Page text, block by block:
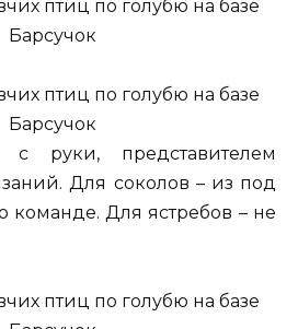
с руки, представителем
Для соколов – из под
команде. Для ястребов – не